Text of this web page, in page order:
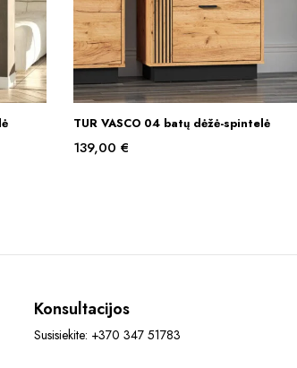
Į KREPŠELĮ
TUR VASCO 04 batų dėžė-spintelė
139,00 €
Konsultacijos
Susisiekite: +370 347 51783